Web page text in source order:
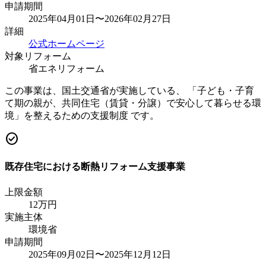
申請期間
2025年04月01日〜2026年02月27日
詳細
公式ホームページ
対象リフォーム
省エネリフォーム
この事業は、国土交通省が実施している、 「子ども・子育
て期の親が、共同住宅（賃貸・分譲）で安心して暮らせる環
境」を整えるための支援制度 です。
check_circle
既存住宅における断熱リフォーム支援事業
上限金額
12万円
実施主体
環境省
申請期間
2025年09月02日〜2025年12月12日